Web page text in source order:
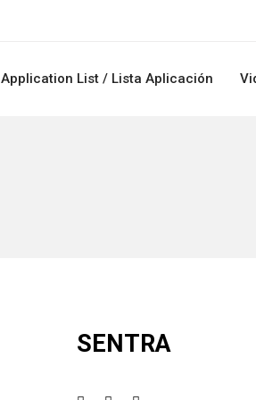
Application List / Lista Aplicación
SENTRA